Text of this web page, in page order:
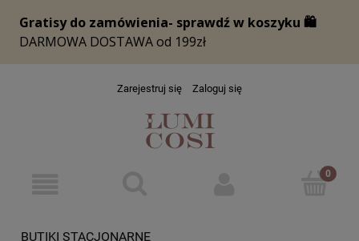
Zarejestruj się Zaloguj się
BUTIKI STACJONARNE